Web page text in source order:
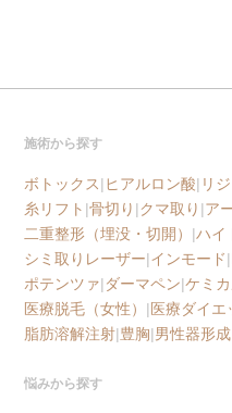
施術から探す
ボトックス|ヒアルロン酸| リ
糸リフト |骨切り |クマ取り |ア
二重整形（埋没・切開） |ハイ
シミ取りレーザー|インモード|
ポテンツァ|ダーマペン|ケミ
医療脱毛（女性） |医療ダイエ
脂肪溶解注射|豊胸|男性器形
悩みから探す